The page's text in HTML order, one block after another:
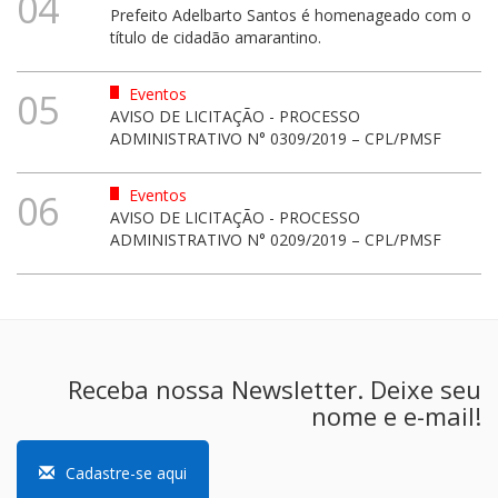
Prefeito Adelbarto Santos é homenageado com o
título de cidadão amarantino.
05
Eventos
AVISO DE LICITAÇÃO - PROCESSO
ADMINISTRATIVO N° 0309/2019 – CPL/PMSF
06
Eventos
AVISO DE LICITAÇÃO - PROCESSO
ADMINISTRATIVO N° 0209/2019 – CPL/PMSF
Receba nossa Newsletter. Deixe seu
nome e e-mail!
Cadastre-se aqui